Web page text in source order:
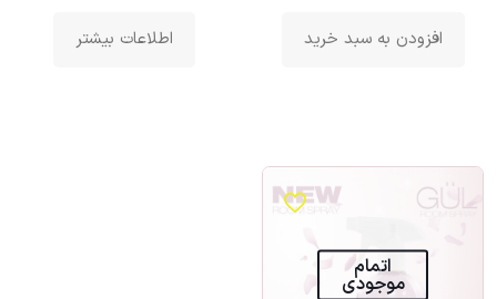
افزودن به سبد خرید اطلاعات بیشتر
اتمام
موجودی